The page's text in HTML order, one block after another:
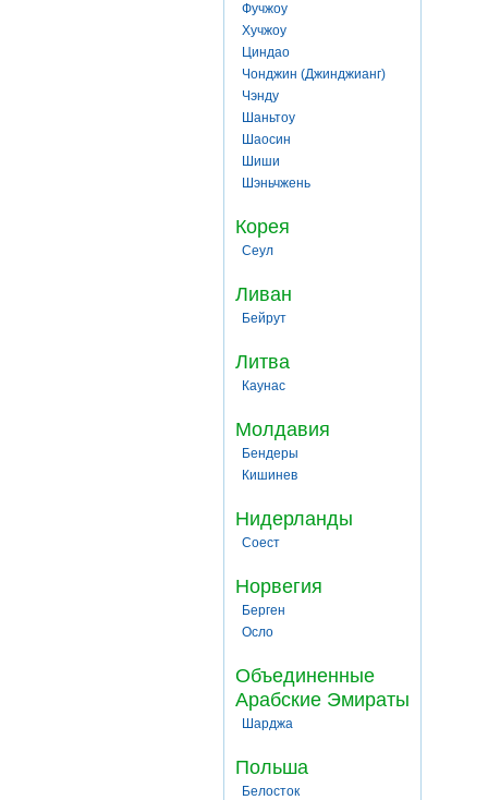
Фучжоу
Хучжоу
Циндао
Чонджин (Джинджианг)
Чэнду
Шаньтоу
Шаосин
Шиши
Шэньчжень
Корея
Сеул
Ливан
Бейрут
Литва
Каунас
Молдавия
Бендеры
Кишинев
Нидерланды
Соест
Норвегия
Берген
Осло
Объединенные
Арабские Эмираты
Шарджа
Польша
Белосток